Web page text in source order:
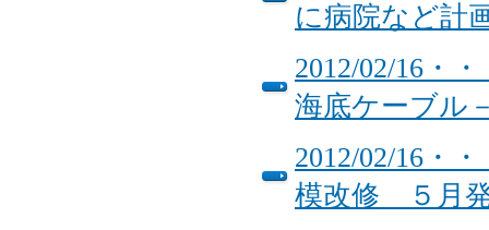
に病院など
2012/02/16・
海底ケーブル
2012/02/16・
模改修 ５月